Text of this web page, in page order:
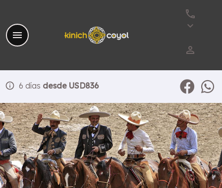
menu
phone
keyboard_arrow_down
perm_identity
info 6 días desde USD836